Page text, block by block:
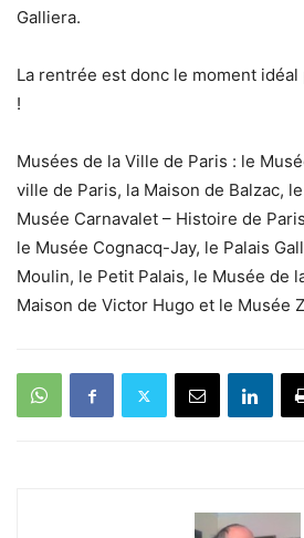
Galliera.
La rentrée est donc le moment
!
Musées de la Ville de Paris : le
ville de Paris, la Maison de Balzac,
Musée Carnavalet – Histoire de
le Musée Cognacq-Jay, le Palais
Moulin, le Petit Palais, le Musée de
Maison de Victor Hugo et le Musée